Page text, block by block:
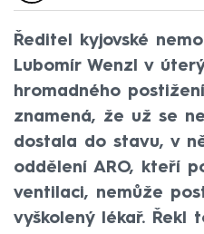
Ředitel kyjovské
Lubomír Wenzl v
hromadného
znamená, že už se
dostala do stavu, v
oddělení ARO, kteří
ventilaci, nemůže
vyškolený lékař. Řekl